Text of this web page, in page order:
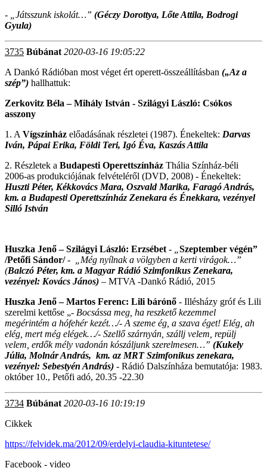
- „Játsszunk iskolát…” (Géczy Dorottya, Lőte Attila, Bodrogi
Gyula)
3735 Búbánat 2020-03-16 19:05:22
A Dankó Rádióban most véget ért operett-összeállításban („Az a
szép”) hallhattuk:
Zerkovitz Béla – Mihály István - Szilágyi László: Csókos
asszony
1. A Vígszínház előadásának részletei (1987). Énekeltek: Darvas
Iván, Pápai Erika, Földi Teri, Igó Éva, Kaszás Attila
2. Részletek a Budapesti Operettszínház Thália Színház-béli
2006-as produkciójának felvételéről (DVD, 2008) - Énekeltek:
Huszti Péter, Kékkovács Mara, Oszvald Marika, Faragó András,
km. a Budapesti Operettszínház Zenekara és Énekkara, vezényel
Silló István
Huszka Jenő – Szilágyi László: Erzsébet - „ Szeptember végén”
/Petőfi Sándor/- „Még nyílnak a völgyben a kerti virágok…”
(Balczó Péter, km. a Magyar Rádió Szimfonikus Zenekara,
vezényel: Kovács János) – MTVA -Dankó Rádió, 2015
Huszka Jenő – Martos Ferenc: Lili bárónő - Illésházy gróf és Lili
szerelmi kettőse „- Bocsássa meg, ha reszkető kezemmel
megérintém a hófehér kezét…/- A szeme ég, a szava éget! Elég, ah
elég, mert még elégek…/- Szellő szárnyán, szállj velem, repülj
velem, erdők mély vadonán kószáljunk szerelmesen…” (Kukely
Júlia, Molnár András, km. az MRT Szimfonikus zenekara,
vezényel: Sebestyén András) - Rádió Dalszínháza bemutatója: 1983.
október 10., Petőfi adó, 20.35 -22.30
3734 Búbánat 2020-03-16 10:19:19
Cikkek
https://felvidek.ma/2012/09/erdelyi-claudia-kituntetese/
Facebook - video